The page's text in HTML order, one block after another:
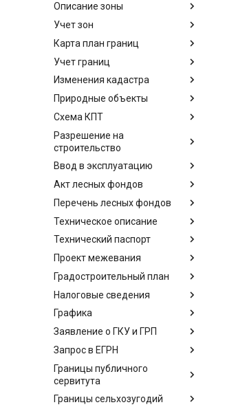
Описание зоны
Учет зон
Карта план границ
Учет границ
Изменения кадастра
Природные объекты
Схема КПТ
Разрешение на
строительство
Ввод в эксплуатацию
Акт лесных фондов
Перечень лесных фондов
Техническое описание
Технический паспорт
Проект межевания
Градостроительный план
Налоговые сведения
Графика
Заявление о ГКУ и ГРП
Запрос в ЕГРН
Границы публичного
сервитута
Границы сельхозугодий